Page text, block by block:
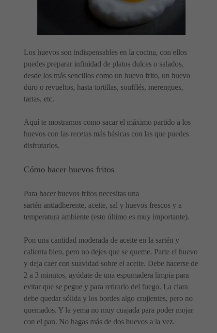
Los huevos son indispensables en la cocina, con ellos
puedes preparar infinidad de platos dulces o salados,
desde los más sencillos como un huevo frito, un huevo
duro o revueltos, hasta tortillas, soufflés, merengues,
tartas, etc.
Aquí te mostramos como sacar el máximo partido a los
huevos con las recetas más básicas con las que puedes
disfrutarlos.
Cómo hacer huevos fritos
Para hacer huevos fritos necesitas una
sartén antiadherente, aceite, sal y huevos frescos y a
temperatura ambiente (esto último es muy importante).
Pon una cantidad moderada de aceite en la sartén y
calienta bien, pero no dejes que se queme. Parte el huevo
y deja caer con suavidad sobre el aceite. Debe hacerse de
2 a 3 minutos, ayúdate de una espumadera limpia para
evitar que se pegue y para retirarlo del fuego. La clara
debe quedar sólida y los bordes algo crujientes, pero no
quemados. Y la yema no muy cuajada para poder mojar
con el pan. No hagas más de dos huevos a la vez.